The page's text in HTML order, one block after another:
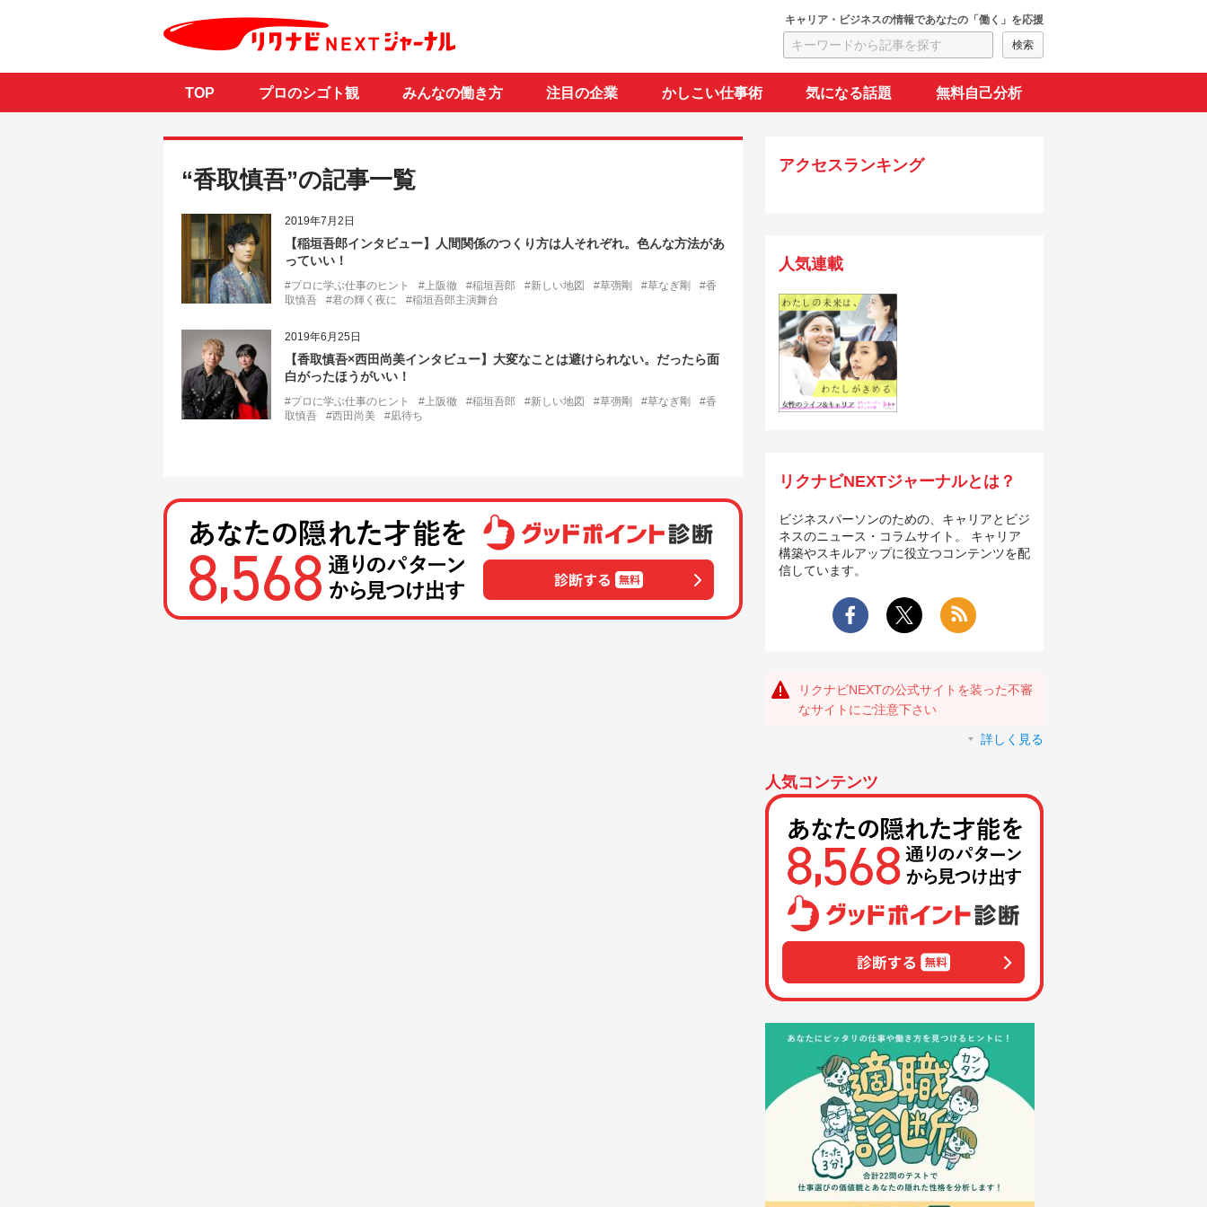
キャリア・ビジネスの情報であなたの「働く」を応援
TOP プロのシゴト観 みんなの働き方 注目の企業 かしこい仕事術 気になる話題 無料自己分析
“香取慎吾”の記事一覧
2019年7月2日
【稲垣吾郎インタビュー】人間関係のつくり方は人それぞれ。色んな方法があ
っていい！
#プロに学ぶ仕事のヒント #上阪徹 #稲垣吾郎 #新しい地図 #草彅剛 #草なぎ剛
#香
取慎吾
#君の輝く夜に #稲垣吾郎主演舞台
2019年6月25日
【香取慎吾×西田尚美インタビュー】大変なことは避けられない。だったら面
白がったほうがいい！
#プロに学ぶ仕事のヒント #上阪徹 #稲垣吾郎 #新しい地図 #草彅剛 #草なぎ剛
#香
取慎吾
#西田尚美 #凪待ち
アクセスランキング
人気連載
リクナビNEXTジャーナルとは？
ビジネスパーソンのための、キャリアとビジ
ネスのニュース・コラムサイト。 キャリア
構築やスキルアップに役立つコンテンツを配
信しています。
リクナビNEXTの公式サイトを装った不審
なサイトにご注意下さい
詳しく見る
人気コンテンツ